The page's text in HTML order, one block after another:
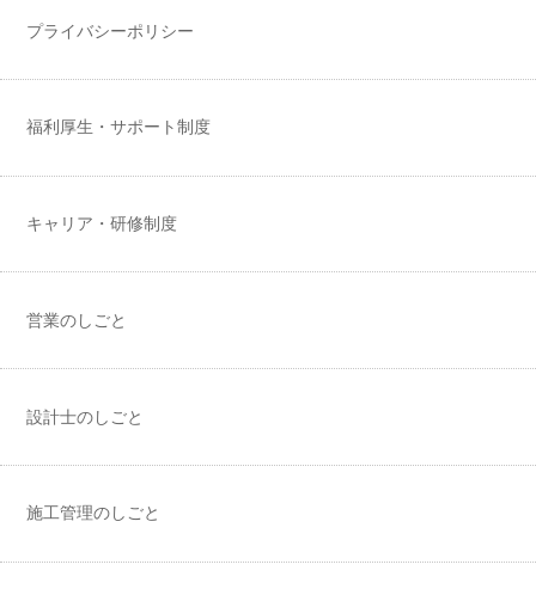
プライバシーポリシー
福利厚生・サポート制度
キャリア・研修制度
営業のしごと
設計士のしごと
施工管理のしごと